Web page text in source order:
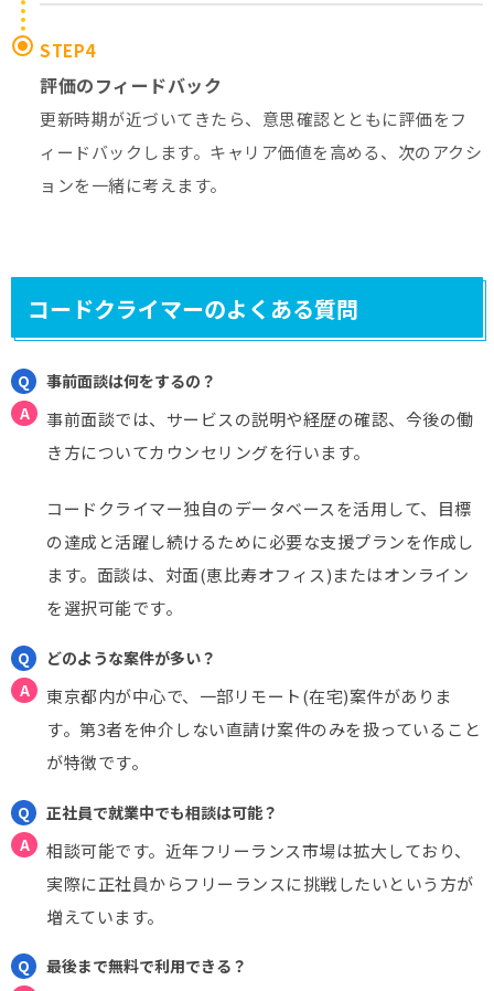
STEP4
評価のフィードバック
更新時期が近づいてきたら、意思確認とともに評価をフ
ィードバックします。キャリア価値を高める、次のアクシ
ョンを一緒に考えます。
コードクライマーのよくある質問
事前面談は何をするの？
事前面談では、サービスの説明や経歴の確認、今後の働
き方についてカウンセリングを行います。
コードクライマー独自のデータベースを活用して、目標
の達成と活躍し続けるために必要な支援プランを作成し
ます。 面談は、対面(恵比寿オフィス)またはオンライン
を選択可能です。
どのような案件が多い？
東京都内が中心で、一部リモート(在宅)案件がありま
す。第3者を仲介しない直請け案件のみを扱っていること
が特徴です。
正社員で就業中でも相談は可能？
相談可能です。近年フリーランス市場は拡大しており、
実際に正社員からフリーランスに挑戦したいという方が
増えています。
最後まで無料で利用できる？